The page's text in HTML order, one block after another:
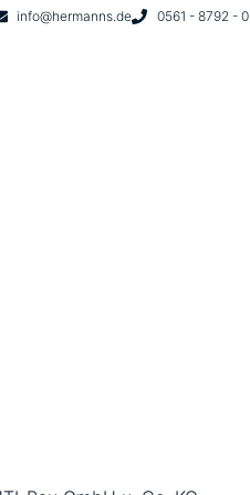
info@hermanns.de 0561 - 8792 - 0